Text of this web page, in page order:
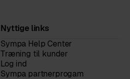
Nyttige links
Sympa Help Center
Træning til kunder
Log ind
Sympa partnerprogam